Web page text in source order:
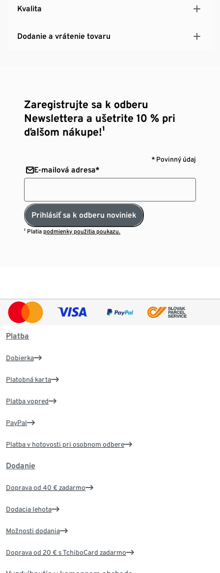
Kvalita
Dodanie a vrátenie tovaru
Zaregistrujte sa k odberu
Newslettera a ušetrite 10 % pri
ďalšom nákupe!¹
* Povinný údaj
E-mailová adresa*
Prihlásiť sa k odberu noviniek
¹ Platia podmienky použitia poukazu.
Platba
Dobierka
Platobná karta
Platba vopred
PayPal
Platba v hotovosti pri osobnom odbere
Dodanie
Doprava od 40 € zadarmo
Dodacia lehota
Možnosti dodania
Doprava od 20 € s TchiboCard zadarmo